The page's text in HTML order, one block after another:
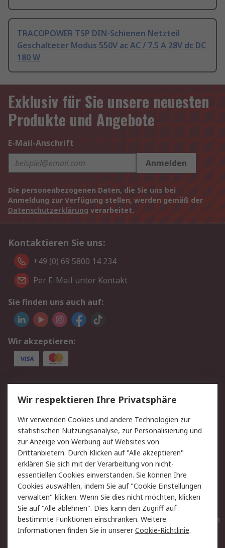
TRACOPOWER TSP DIN-Schienen Netzteil
Geschalteter Modus 550V ac AC / 7.5 A 28V dc DC
180 W
Exklusiv für Sie unsere neuesten
Produkte und Angebote
E-Mail-Anschrift
Anmelden
Die personenbezogenen Daten, die Sie uns bei
Anmeldung zur Verfügung stellen, werden gemäß der
Datenschutzerklärung verarbeitet.
Kontaktieren Sie uns:
+49 (0) 69 5800 14 234
Per E-Mail unter Kontakt
Sie finden uns auch auf:
Wir akzeptieren:
Service
Value Added Services
Lieferlösungen
Rücksendungen
Kontakt
Hilfe
Privatkunden
Rechtliches
AGB
Datenschutz
Cookie-Richtlinie
Zahlungsbedingungen
Copyright/Impressum
Entsorgung
Elektrogeräte/Batterien
Wir respektieren Ihre Privatsphäre
Wir verwenden Cookies und andere Technologien zur
statistischen Nutzungsanalyse, zur Personalisierung und
zur Anzeige von Werbung auf Websites von
Drittanbietern. Durch Klicken auf "Alle akzeptieren"
erklären Sie sich mit der Verarbeitung von nicht-
essentiellen Cookies einverstanden. Sie können Ihre
Cookies auswählen, indem Sie auf "Cookie Einstellungen
verwalten" klicken. Wenn Sie dies nicht möchten, klicken
Sie auf "Alle ablehnen". Dies kann den Zugriff auf
bestimmte Funktionen einschränken. Weitere
Informationen finden Sie in unsererCookie-Richtlinie.